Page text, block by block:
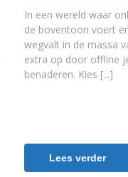
In een wereld waar
de boventoon voert
wegvalt in de massa
extra op door offline
benaderen. Kies
Lees verder